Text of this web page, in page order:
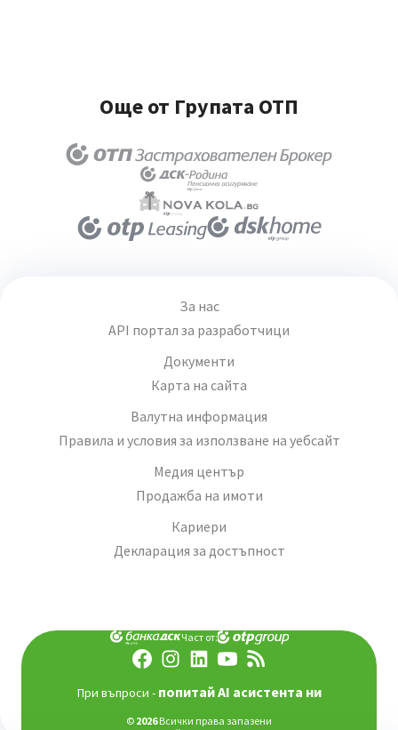
Още от Групата ОТП
За нас
API портал за разработчици
Документи
Карта на сайта
Валутна информация
Правила и условия за използване на уебсайт
Медия център
Продажба на имоти
Кариери
Декларация за достъпност
Част от:
При въпроси - попитай AI асистента ни
© 2026Всички права запазени